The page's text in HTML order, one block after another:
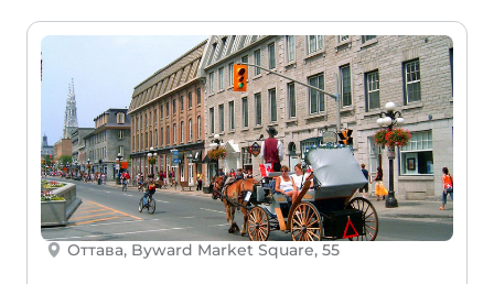
Оттава, Byward Market Square, 55